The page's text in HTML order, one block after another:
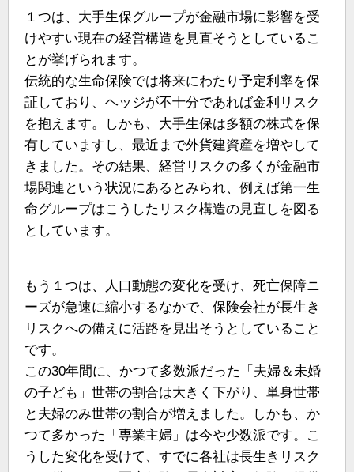
１つは、大手生保グループが金融市場に影響を受
けやすい現在の経営構造を見直そうとしているこ
とが挙げられます。
伝統的な生命保険では将来にわたり予定利率を保
証しており、ヘッジが不十分であれば金利リスク
を抱えます。しかも、大手生保は多額の株式を保
有していますし、最近まで外貨建資産を増やして
きました。その結果、経営リスクの多くが金融市
場関連という状況にあるとみられ、例えば第一生
命グループはこうしたリスク構造の見直しを図る
としています。
もう１つは、人口動態の変化を受け、死亡保障ニ
ーズが急速に縮小するなかで、保険会社が長生き
リスクへの備えに活路を見出そうとしていること
です。
この30年間に、かつて多数派だった「夫婦＆未婚
の子ども」世帯の割合は大きく下がり、単身世帯
と夫婦のみ世帯の割合が増えました。しかも、か
つて多かった「専業主婦」は今や少数派です。こ
うした変化を受けて、すでに各社は長生きリスク